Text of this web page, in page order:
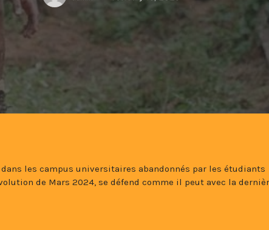
by:
on
dans les campus universitaires abandonnés par les étudiants
de Mars 2024, se défend comme il peut avec la